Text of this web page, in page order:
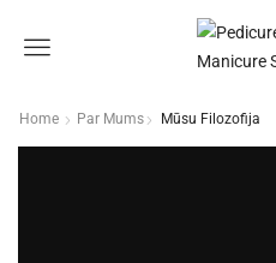
Menu
Home Par Mums Mūsu Filozofija